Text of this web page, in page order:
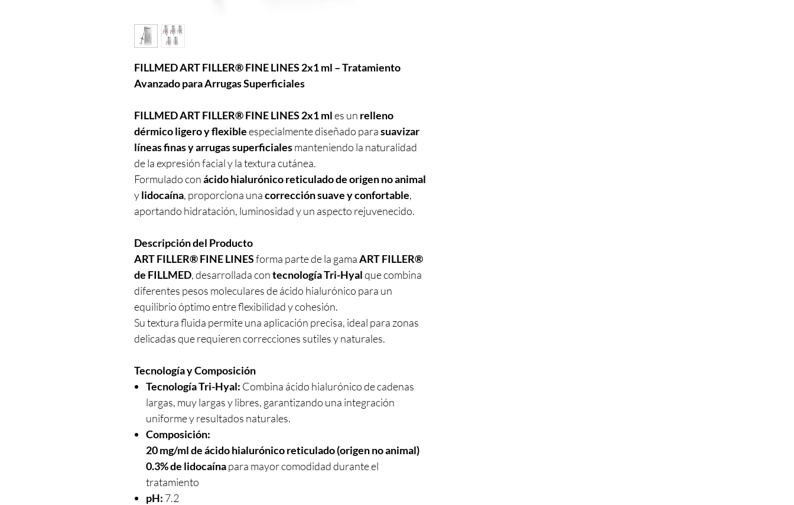
FILLMED ART FILLER® FINE LINES 2x1 ml – Tratamiento
Avanzado para Arrugas Superficiales
FILLMED ART FILLER® FINE LINES 2x1 mles un relleno
dérmico ligero y flexibleespecialmente diseñado parasuavizar
líneas finas y arrugas superficialesmanteniendo la naturalidad
de la expresión facial y la textura cutánea.
Formulado conácido hialurónico reticulado de origen no animal
ylidocaína, proporciona unacorrección suave y confortable,
aportando hidratación, luminosidad y un aspecto rejuvenecido.
Descripción del Producto
ART FILLER® FINE LINESforma parte de la gamaART FILLER®
de FILLMED, desarrollada contecnología Tri-Hyalque combina
diferentes pesos moleculares de ácido hialurónico para un
equilibrio óptimo entre flexibilidad y cohesión.
Su textura fluida permite una aplicación precisa, ideal para zonas
delicadas que requieren correcciones sutiles y naturales.
Tecnología y Composición
Tecnología Tri-Hyal: Combina ácido hialurónico de cadenas
largas, muy largas y libres, garantizando una integración
uniforme y resultados naturales.
Composición:
20 mg/ml de ácido hialurónico reticulado (origen no animal)
0.3% de lidocaínapara mayor comodidad durante el
tratamiento
pH: 7.2